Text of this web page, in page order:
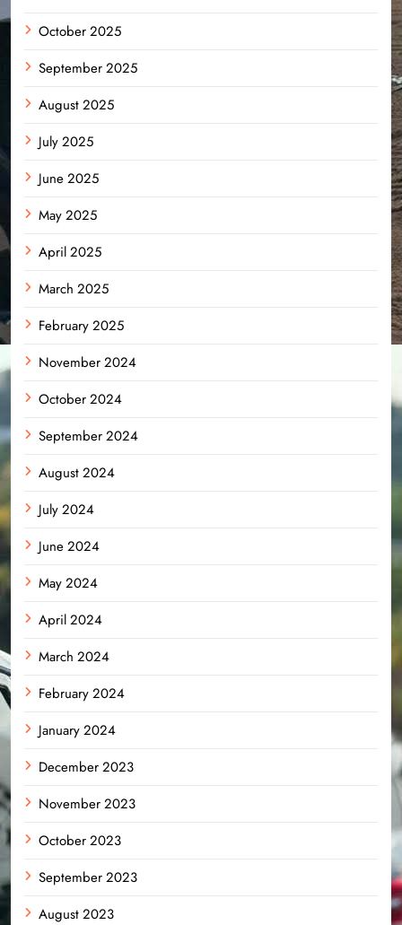
October 2025
September 2025
August 2025
July 2025
June 2025
May 2025
April 2025
March 2025
February 2025
November 2024
October 2024
September 2024
August 2024
July 2024
June 2024
May 2024
April 2024
March 2024
February 2024
January 2024
December 2023
November 2023
October 2023
September 2023
August 2023